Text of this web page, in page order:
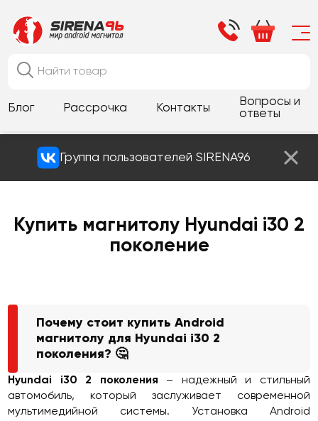
Блог Рассрочка Контакты
Вопросы и
ответы
Группа пользователей SIRENA96
Купить магнитолу Hyundai i30 2
поколение
Почему стоит купить Android
магнитолу для Hyundai i30 2
поколения? 🤔
Hyundai i30 2 поколения – надежный и стильный
автомобиль, который заслуживает современной
мультимедийной системы. Установка Android